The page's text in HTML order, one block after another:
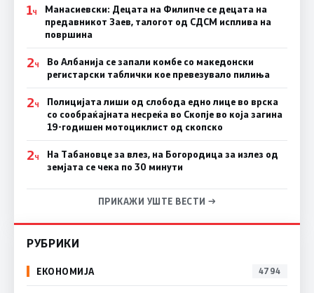
1Ч
Манасиевски: Децата на Филипче се децата на
предавникот Заев, талогот од СДСМ исплива на
површина
2Ч
Во Албанија се запали комбе со македонски
регистарски таблички кое превезувало пилиња
2Ч
Полицијата лиши од слобода едно лице во врска
со сообраќајната несреќа во Скопје во која загина
19-годишен мотоциклист од скопско
2Ч
На Табановце за влез, на Богородица за излез од
земјата се чека по 30 минути
ПРИКАЖИ УШТЕ ВЕСТИ →
РУБРИКИ
ЕКОНОМИЈА 4794